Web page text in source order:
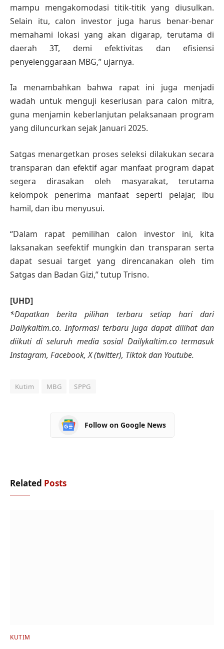
mampu mengakomodasi titik-titik yang diusulkan.
Selain itu, calon investor juga harus benar-benar
memahami lokasi yang akan digarap, terutama di
daerah 3T, demi efektivitas dan efisiensi
penyelenggaraan MBG,” ujarnya.
Ia menambahkan bahwa rapat ini juga menjadi
wadah untuk menguji keseriusan para calon mitra,
guna menjamin keberlanjutan pelaksanaan program
yang diluncurkan sejak Januari 2025.
Satgas menargetkan proses seleksi dilakukan secara
transparan dan efektif agar manfaat program dapat
segera dirasakan oleh masyarakat, terutama
kelompok penerima manfaat seperti pelajar, ibu
hamil, dan ibu menyusui.
“Dalam rapat pemilihan calon investor ini, kita
laksanakan seefektif mungkin dan transparan serta
dapat sesuai target yang direncanakan oleh tim
Satgas dan Badan Gizi,” tutup Trisno.
[UHD]
*Dapatkan berita pilihan terbaru setiap hari dari
Dailykaltim.co. Informasi terbaru juga dapat dilihat dan
diikuti di seluruh media sosial Dailykaltim.co termasuk
Instagram, Facebook, X (twitter), Tiktok dan Youtube.
Kutim MBG SPPG
Follow on Google News
Related Posts
KUTIM